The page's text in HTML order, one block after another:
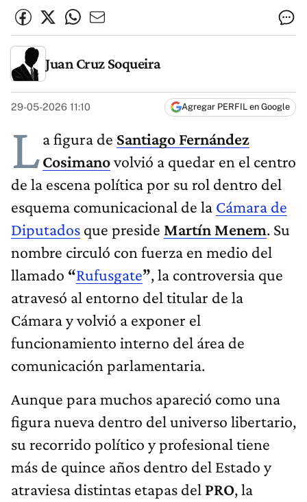
Juan Cruz Soqueira
29-05-2026 11:10 Agregar PERFIL en Google
La figura de Santiago Fernández
Cosimanovolvió a quedar en el centro
de la escena política por su rol dentro del
esquema comunicacional de la Cámara de
Diputados que preside Martín Menem. Su
nombre circuló con fuerza en medio del
llamado “Rufusgate”, la controversia que
atravesó al entorno del titular de la
Cámara y volvió a exponer el
funcionamiento interno del área de
comunicación parlamentaria.
Aunque para muchos apareció como una
figura nueva dentro del universo libertario,
su recorrido político y profesional tiene
más de quince años dentro del Estado y
atraviesa distintas etapas del PRO, la